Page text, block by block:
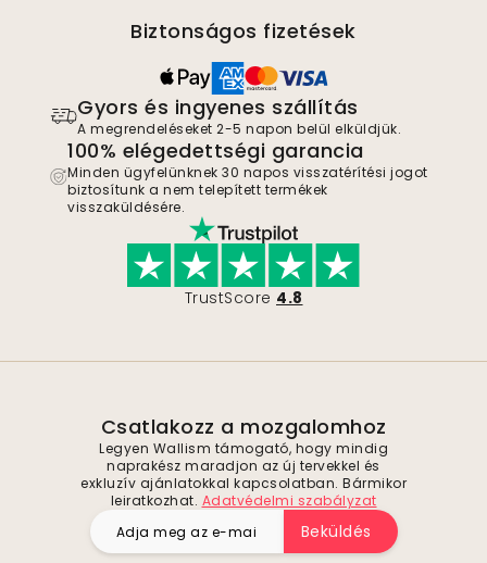
Biztonságos fizetések
Gyors és ingyenes szállítás
A megrendeléseket 2-5 napon belül elküldjük.
100% elégedettségi garancia
Minden ügyfelünknek 30 napos visszatérítési jogot
biztosítunk a nem telepített termékek
visszaküldésére.
TrustScore 4.8
Csatlakozz a mozgalomhoz
Legyen Wallism támogató, hogy mindig
naprakész maradjon az új tervekkel és
exkluzív ajánlatokkal kapcsolatban. Bármikor
leiratkozhat. Adatvédelmi szabályzat
Beküldés